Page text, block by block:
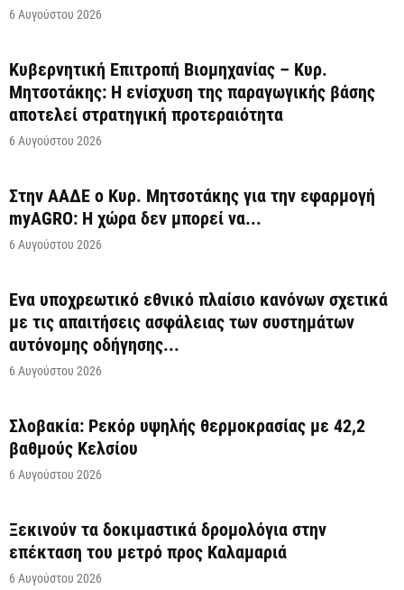
6 Αυγούστου 2026
Κυβερνητική Επιτροπή Βιομηχανίας – Κυρ.
Μητσοτάκης: Η ενίσχυση της παραγωγικής βάσης
αποτελεί στρατηγική προτεραιότητα
6 Αυγούστου 2026
Στην ΑΑΔΕ ο Κυρ. Μητσοτάκης για την εφαρμογή
myAGRO: Η χώρα δεν μπορεί να...
6 Αυγούστου 2026
Ένα υποχρεωτικό εθνικό πλαίσιο κανόνων σχετικά
με τις απαιτήσεις ασφάλειας των συστημάτων
αυτόνομης οδήγησης...
6 Αυγούστου 2026
Σλοβακία: Ρεκόρ υψηλής θερμοκρασίας με 42,2
βαθμούς Κελσίου
6 Αυγούστου 2026
Ξεκινούν τα δοκιμαστικά δρομολόγια στην
επέκταση του μετρό προς Καλαμαριά
6 Αυγούστου 2026